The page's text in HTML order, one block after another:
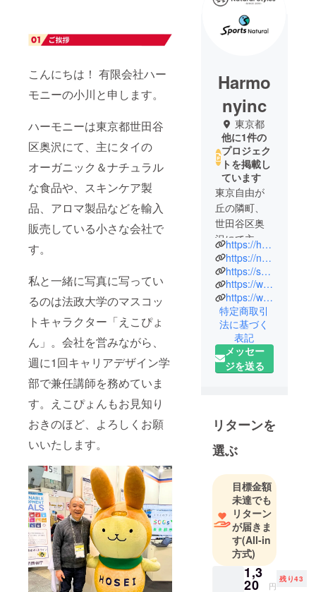
こんにちは！ 有限会社ハー
モニーの小川と申します。
ハーモニーは東京都世田谷
区奥沢にて、主にタイの
オーガニック＆ナチュラル
な食品や、スキンケア製
品、アロマ製品などを輸入
販売している小さな会社で
す。
私と一緒に写真に写ってい
るのは法政大学のマスコッ
トキャラクター「えこぴょ
ん」。会社を営みながら、
週に1回キャリアデザイン学
部で兼任講師を務めていま
す。えこぴょんもお見知り
おきのほど、よろしくお願
いいたします。
Harmo
nyinc
東京都
他に1件の
プロジェク
トを掲載し
ています
東京自由が
丘の隣町、
世田谷区奥
沢にて主に
タイを中心
とする良質
なオーガ
ニック＆ナ
チュラルの
加工食品、
子供用スキ
ンケア製
と小売をし
ている小さ
な企業 有
限会社ハー
モニーで
す。地方の
小規模生産
者が作るユ
ニークな自
然食品や雑
貨などを扱
https://harmonyinc.jp
https://natural-styles.jp
https://sports-natural.jp
https://www.instagram.com/naturalstyles.jp/
https://www.facebook.com/naturalstyles.jp/
特定商取引
法に基づく
表記
メッセー
ジを送る
リターンを
選ぶ
目標金額
未達でも
リターン
が届きま
す(All-in
方式)
1,3
20 円
残り43